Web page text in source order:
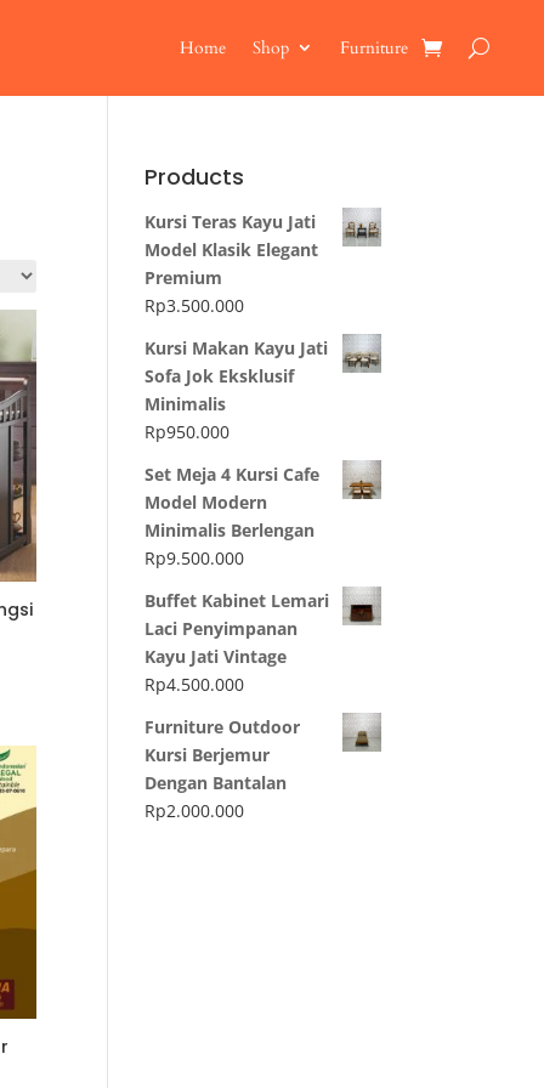
Home Shop Furniture
Products
Kursi Teras Kayu Jati
Model Klasik Elegant
Premium
Rp3.500.000
Kursi Makan Kayu Jati
Sofa Jok Eksklusif
Minimalis
Rp950.000
Set Meja 4 Kursi Cafe
Model Modern
Minimalis Berlengan
Rp9.500.000
Buffet Kabinet Lemari
Laci Penyimpanan
Kayu Jati Vintage
Rp4.500.000
Furniture Outdoor
Kursi Berjemur
Dengan Bantalan
Rp2.000.000